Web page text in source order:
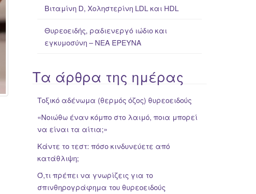
Βιταμίνη D, Χοληστερίνη LDL και HDL
Θυρεοειδής, ραδιενεργό ιώδιο και
εγκυμοσύνη – ΝΕΑ ΈΡΕΥΝΑ
Τα άρθρα της ημέρας
Τοξικό αδένωμα (θερμός όζος) θυρεοειδούς
«Νοιώθω έναν κόμπο στο λαιμό, ποια μπορεί
να είναι τα αίτια;»
Κάντε το τεστ: πόσο κινδυνεύετε από
κατάθλιψη;
Ό,τι πρέπει να γνωρίζεις για το
σπινθηρογράφημα του θυρεοειδούς